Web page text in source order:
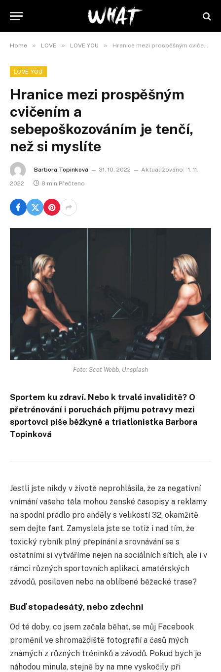
Home » LOVE » LOVE YOU » Hranice mezi prospěšným cvičením a sebepoškozováním je tenčí, než si myslíte
LOVE YOU
Hranice mezi prospěšným
cvičením a
sebepoškozováním je tenčí,
než si myslíte
Barbora Topinková 31. 10. 2022 Aktualizováno: 1. 11.
2022
8 min Přečteno
Foto: Scot Webb, Unsplash
Sportem ku zdraví. Nebo k trvalé invaliditě? O
přetrénování i poruchách příjmu potravy mezi
sportovci píše běžkyně a triatlonistka Barbora
Topinková
Jestli jste nikdy v životě neprohlásila, že za negativní
vnímání vašeho těla mohou ženské časopisy a reklamy
na spodní prádlo pro anděly s velikostí 32, okamžitě
sem dejte fant. Zamyslela jste se totiž i nad tím, že
toxický rybník plný přepínání a srovnávání se s
ostatními si vytváříme nejen na sociálních sítích, ale i v
rámci různých sportovních aplikací, amatérských
závodů, posiloven nebo na oblíbené běžecké trase?
Buď stopadesátý, nebo zdechni
Od té doby, co jsem začala běhat, se můj Facebook
proměnil ve shromaždiště fotografií a časů mých
známých z různých tréninků a závodů. Pokud bych je
náhodou minula, stejně by na mne vyskočily při